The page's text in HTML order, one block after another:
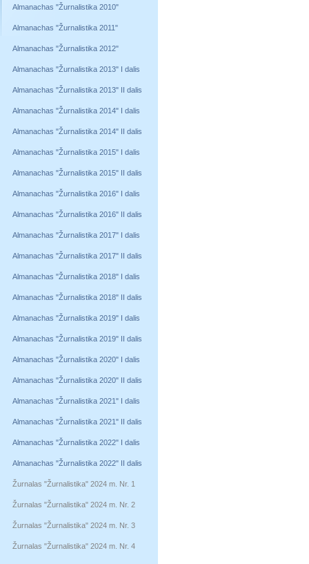
Almanachas "Žurnalistika 2010"
Almanachas "Žurnalistika 2011"
Almanachas "Žurnalistika 2012"
Almanachas "Žurnalistika 2013" I dalis
Almanachas "Žurnalistika 2013" II dalis
Almanachas "Žurnalistika 2014" I dalis
Almanachas "Žurnalistika 2014" II dalis
Almanachas "Žurnalistika 2015" I dalis
Almanachas "Žurnalistika 2015" II dalis
Almanachas "Žurnalistika 2016" I dalis
Almanachas "Žurnalistika 2016" II dalis
Almanachas "Žurnalistika 2017" I dalis
Almanachas "Žurnalistika 2017" II dalis
Almanachas "Žurnalistika 2018" I dalis
Almanachas "Žurnalistika 2018" II dalis
Almanachas "Žurnalistika 2019" I dalis
Almanachas "Žurnalistika 2019" II dalis
Almanachas "Žurnalistika 2020" I dalis
Almanachas "Žurnalistika 2020" II dalis
Almanachas "Žurnalistika 2021" I dalis
Almanachas "Žurnalistika 2021" II dalis
Almanachas "Žurnalistika 2022" I dalis
Almanachas "Žurnalistika 2022" II dalis
Žurnalas "Žurnalistika" 2024 m. Nr. 1
Žurnalas "Žurnalistika" 2024 m. Nr. 2
Žurnalas "Žurnalistika" 2024 m. Nr. 3
Žurnalas "Žurnalistika" 2024 m. Nr. 4